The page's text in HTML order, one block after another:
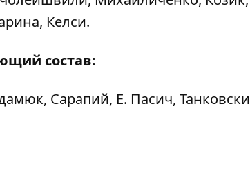
Келси.
состав:
Сарапий, Е. Пасич,